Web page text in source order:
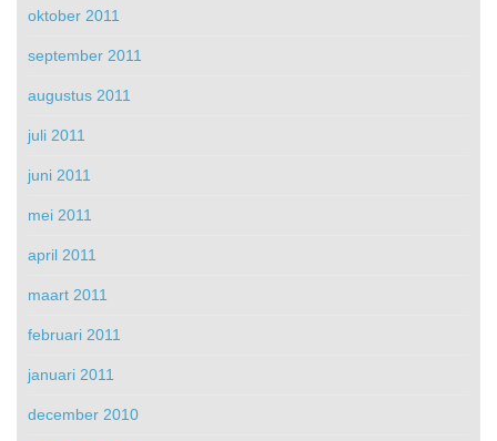
oktober 2011
september 2011
augustus 2011
juli 2011
juni 2011
mei 2011
april 2011
maart 2011
februari 2011
januari 2011
december 2010